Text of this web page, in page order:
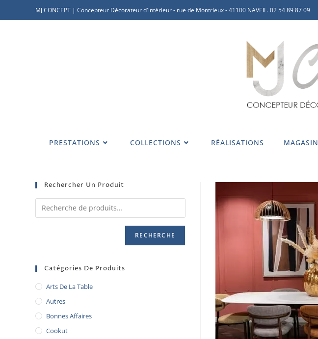
MJ CONCEPT | Concepteur Décorateur d'intérieur - rue de Montrieux - 41100 NAVEIL. 02 54 89 87 09
PRESTATIONS COLLECTIONS RÉALISATIONS MAGASIN
Rechercher Un Produit
RECHERCHE
Catégories De Produits
Arts De La Table
Autres
Bonnes Affaires
Cookut